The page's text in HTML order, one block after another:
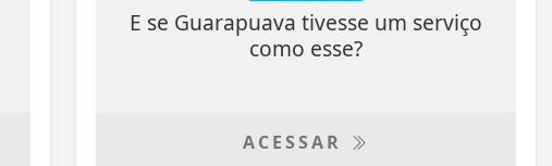
E se Guarapuava tivesse um serviço
como esse?
ACESSAR